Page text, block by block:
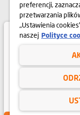
Dzień
nawet do
mieszkania.
Sobota, 8
ul.
SIEDZIBA FIRMY
Dom Development
ul. Wadowicka 3A, 30-
12 312 37 00
SERWIS DLA
preferencji,
przetwarzania
„Ustawienia
naszej Polityce